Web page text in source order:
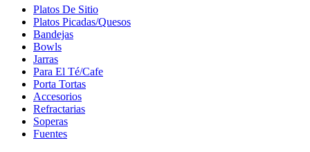
Platos De Sitio
Platos Picadas/Quesos
Bandejas
Bowls
Jarras
Para El Té/Cafe
Porta Tortas
Accesorios
Refractarias
Soperas
Fuentes